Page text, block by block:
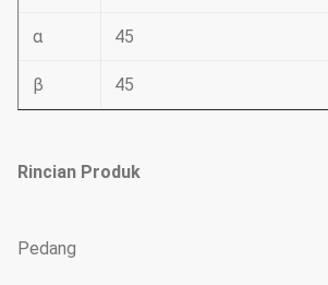
α 45
β 45
Rincian Produk
Pedang